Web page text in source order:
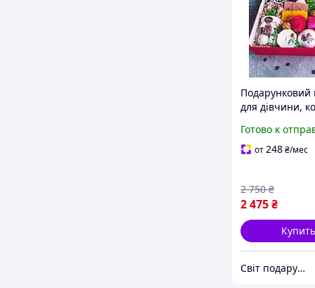
Подарунковий
для дівчини,
народження,
на новий рік
Готово к
от248₴/мес
2 475₴
2 750 ₴
Купить
Світ подарунків